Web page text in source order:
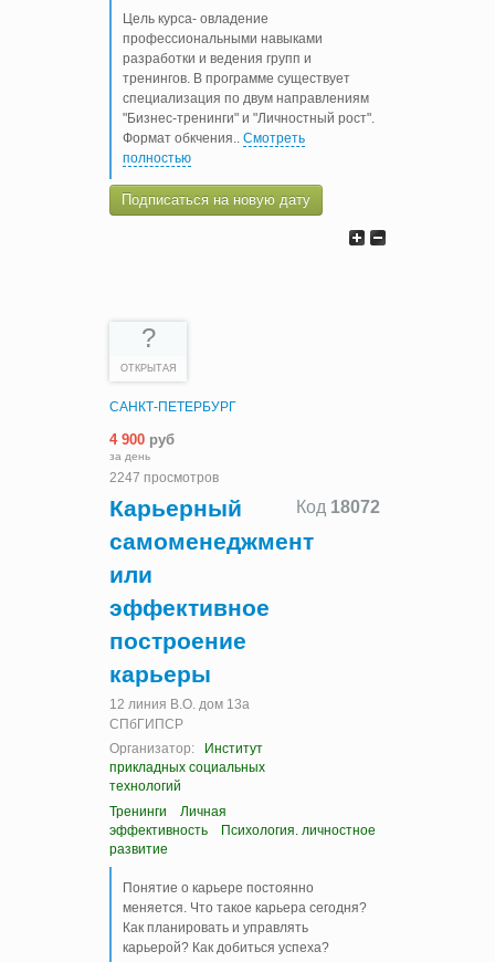
Цель курса- овладение
профессиональными навыками
разработки и ведения групп и
тренингов. В программе существует
специализация по двум направлениям
"Бизнес-тренинги" и "Личностный рост".
Формат обкчения.. Смотреть
полностью
Подписаться на новую дату
?
ОТКРЫТАЯ
САНКТ-ПЕТЕРБУРГ
4 900 руб
за день
2247 просмотров
Код 18072
Карьерный
самоменеджмент
или
эффективное
построение
карьеры
12 линия В.О. дом 13а
СПбГИПСР
Организатор:
Институт
прикладных социальных
технологий
Тренинги
Личная
эффективность
Психология. личностное
развитие
Понятие о карьере постоянно
меняется. Что такое карьера сегодня?
Как планировать и управлять
карьерой? Как добиться успеха?